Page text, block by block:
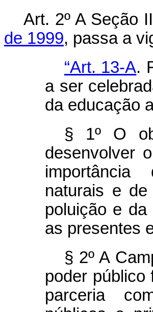
Art. 2º A Seção
de 1999, passa a
“Art. 13-A.
a ser
da educação
§ 1º O
desenvolver
naturais e
poluição e
as presentes
§ 2º A
poder público
parceria